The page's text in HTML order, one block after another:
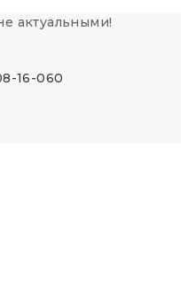
актуальными!
16-060